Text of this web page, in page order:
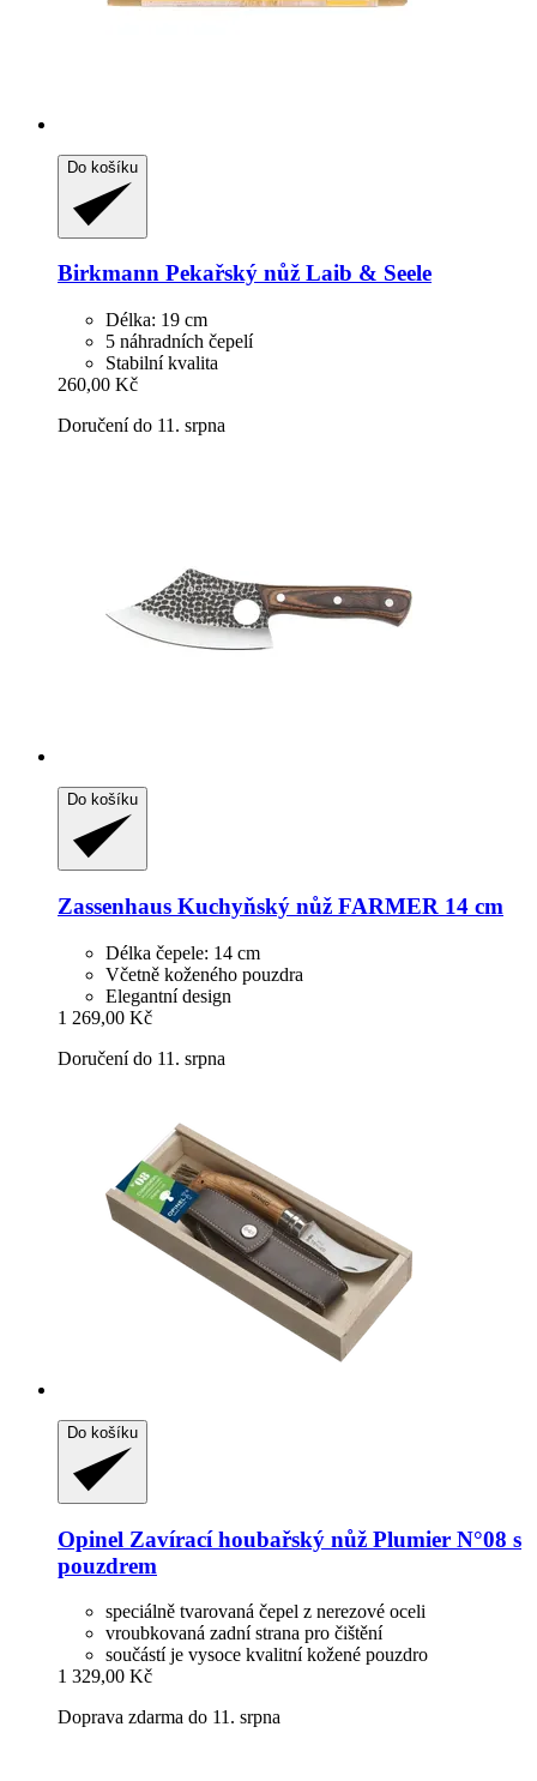
Do košíku
Birkmann Pekařský nůž Laib & Seele
Délka: 19 cm
5 náhradních čepelí
Stabilní kvalita
260,00 Kč
Doručení do 11. srpna
Do košíku
Zassenhaus Kuchyňský nůž FARMER 14 cm
Délka čepele: 14 cm
Včetně koženého pouzdra
Elegantní design
1 269,00 Kč
Doručení do 11. srpna
Do košíku
Opinel Zavírací houbařský nůž Plumier N°08 s
pouzdrem
speciálně tvarovaná čepel z nerezové oceli
vroubkovaná zadní strana pro čištění
součástí je vysoce kvalitní kožené pouzdro
1 329,00 Kč
Doprava zdarma do 11. srpna